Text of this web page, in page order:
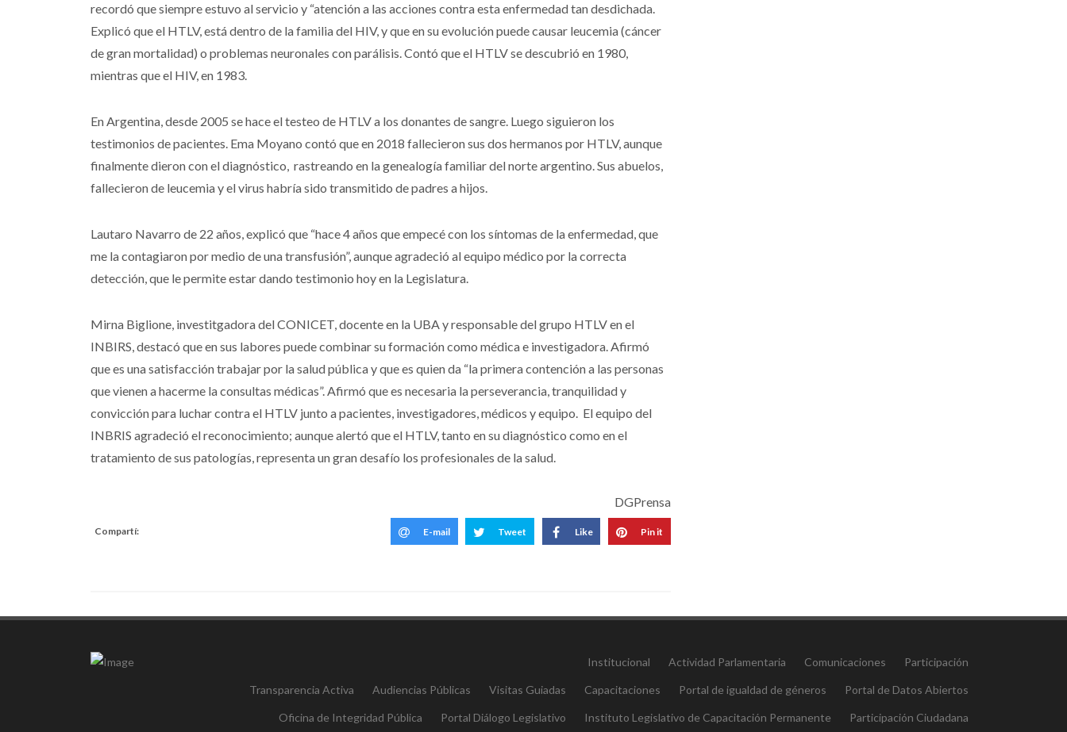
recordó que siempre estuvo al servicio y “atención a las acciones contra esta enfermedad tan desdichada.
Explicó que el HTLV, está dentro de la familia del HIV, y que en su evolución puede causar leucemia (cáncer
de gran mortalidad) o problemas neuronales con parálisis. Contó que el HTLV se descubrió en 1980,
mientras que el HIV, en 1983.
En Argentina, desde 2005 se hace el testeo de HTLV a los donantes de sangre. Luego siguieron los
testimonios de pacientes. Ema Moyano contó que en 2018 fallecieron sus dos hermanos por HTLV, aunque
finalmente dieron con el diagnóstico, rastreando en la genealogía familiar del norte argentino. Sus abuelos,
fallecieron de leucemia y el virus habría sido transmitido de padres a hijos.
Lautaro Navarro de 22 años, explicó que “hace 4 años que empecé con los síntomas de la enfermedad, que
me la contagiaron por medio de una transfusión”, aunque agradeció al equipo médico por la correcta
detección, que le permite estar dando testimonio hoy en la Legislatura.
Mirna Biglione, investitgadora del CONICET, docente en la UBA y responsable del grupo HTLV en el
INBIRS, destacó que en sus labores puede combinar su formación como médica e investigadora. Afirmó
que es una satisfacción trabajar por la salud pública y que es quien da “la primera contención a las personas
que vienen a hacerme la consultas médicas”. Afirmó que es necesaria la perseverancia, tranquilidad y
convicción para luchar contra el HTLV junto a pacientes, investigadores, médicos y equipo. El equipo del
INBRIS agradeció el reconocimiento; aunque alertó que el HTLV, tanto en su diagnóstico como en el
tratamiento de sus patologías, representa un gran desafío los profesionales de la salud.
DGPrensa
Compartí: E-mail Tweet Like Pin it
Institucional Actividad Parlamentaria Comunicaciones Participación
Transparencia Activa Audiencias Públicas Visitas Guiadas Capacitaciones Portal de igualdad de géneros Portal de Datos Abiertos
Oficina de Integridad Pública Portal Diálogo Legislativo Instituto Legislativo de Capacitación Permanente Participación Ciudadana